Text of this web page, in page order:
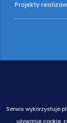
Projekty
Serwis wykorzystuje
używanie cookie,